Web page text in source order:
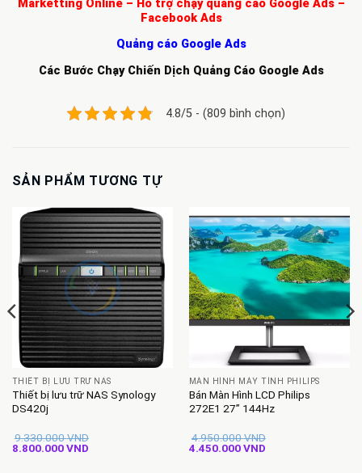
Marketting Online – Hỗ trợ chạy quảng cáo Google Ads –
Facebook Ads
Quảng cáo Google Ads
Các Bước Chạy Chiến Dịch Quảng Cáo Google Ads
4.8/5 - (809 bình chọn)
SẢN PHẨM TƯƠNG TỰ
THIẾT BỊ LƯU TRỮ NAS
Thiết bị lưu trữ NAS Synology
DS420j
9.330.000VND
Giá
8.800.000VNDGiá
MÀN HÌNH MÁY TÍNH PHILIPS
Bán Màn Hình LCD Philips
272E1 27” 144Hz
4.950.000VND
Giá
4.450.000VNDGiá